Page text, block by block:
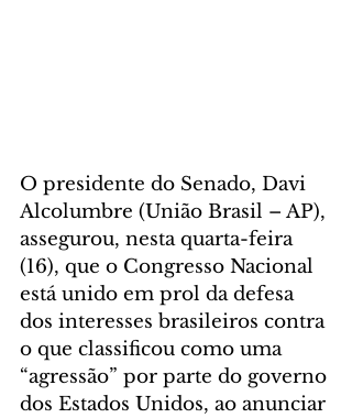
O presidente do Senado, Davi
Alcolumbre (União Brasil – AP),
assegurou, nesta quarta-feira
(16), que o Congresso Nacional
está unido em prol da defesa
dos interesses brasileiros contra
o que classificou como uma
“agressão” por parte do governo
dos Estados Unidos, ao anunciar